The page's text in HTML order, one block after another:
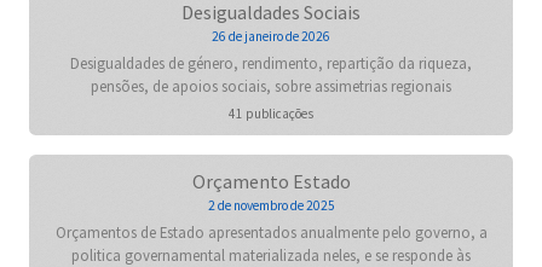
Desigualdades Sociais
26 de janeiro de 2026
Desigualdades de género, rendimento, repartição da riqueza,
pensões, de apoios sociais, sobre assimetrias regionais
41 publicações
Orçamento Estado
2 de novembro de 2025
Orçamentos de Estado apresentados anualmente pelo governo, a
politica governamental materializada neles, e se responde às